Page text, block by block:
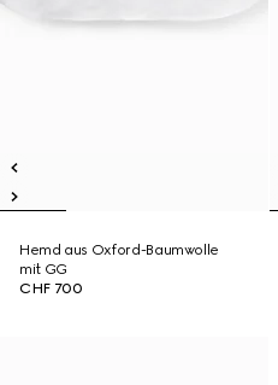
Hemd aus Oxford-Baumwolle
mit GG
CHF 700